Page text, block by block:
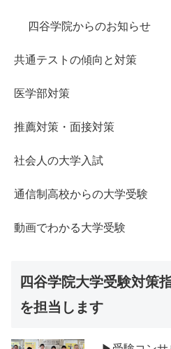
四谷学院からのお知らせ
共通テストの傾向と対策
医学部対策
推薦対策・面接対策
社会人の大学入試
通信制高校からの大学受験
動画でわかる大学受験
四谷学院大学受験対策
を担当します